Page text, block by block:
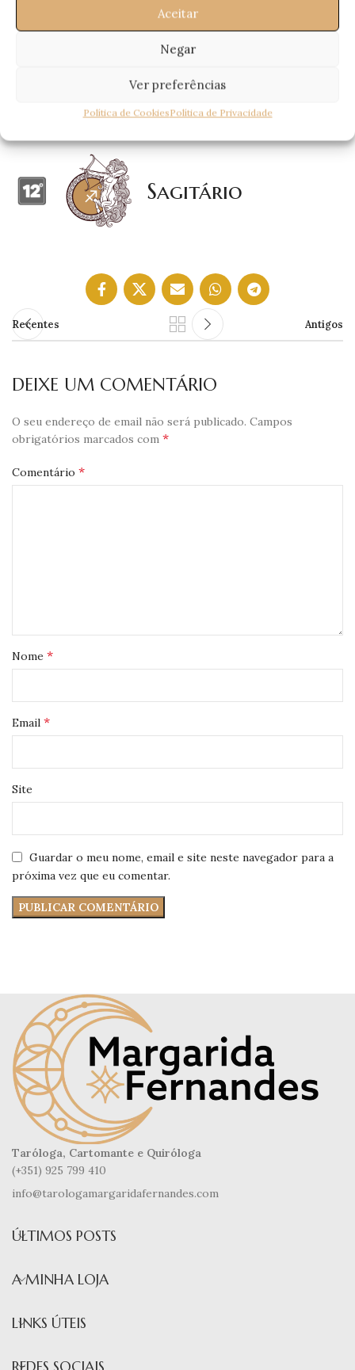
Aceitar
Negar
Ver preferências
Política de CookiesPolítica de Privacidade
Leão
Sagitário
Recentes Antigos
DEIXE UM COMENTÁRIO
O seu endereço de email não será publicado. Campos
obrigatórios marcados com *
Comentário *
Nome *
Email *
Site
Guardar o meu nome, email e site neste navegador para a
próxima vez que eu comentar.
Taróloga, Cartomante e Quiróloga
(+351) 925 799 410
info@tarologamargaridafernandes.com
ÚLTIMOS POSTS
A MINHA LOJA
LINKS ÚTEIS